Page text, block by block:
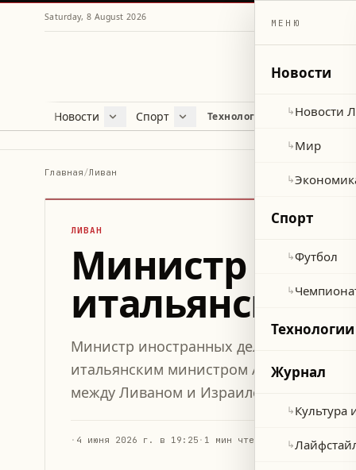
Saturday, 8 August 2026
Новости
Новости ЛиванаСпорт
Футбол
Технологии и наука
Главная/Ливан
ЛИВАН
Министр
итальянским
Министр иностранных дел Йусуф Раджи
итальянским министром Антонио
между Ливаном и Израилем.
· 4 июня 2026 г. в 19:25 · 1 мин чтения
МЕНЮ
Новости
↳Новости
↳Мир
↳
Спорт
↳Футбол
↳
Технологии
Журнал
↳Культура
↳